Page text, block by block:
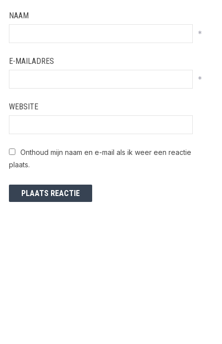
NAAM
*
E-MAILADRES
*
WEBSITE
Onthoud mijn naam en e-mail als ik weer een reactie
plaats.